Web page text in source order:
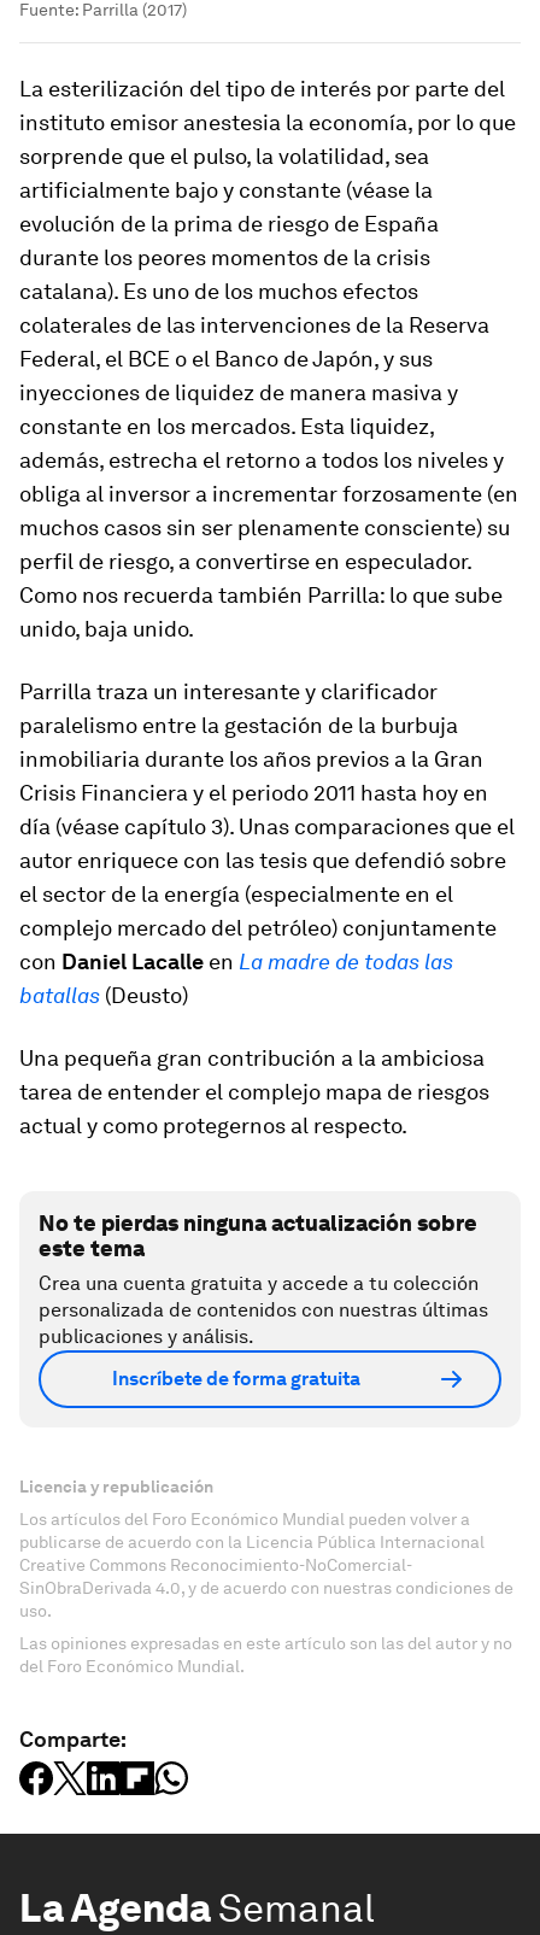
Fuente: Parrilla (2017)
La esterilización del tipo de interés por parte del
instituto emisor anestesia la economía, por lo que
sorprende que el pulso, la volatilidad, sea
artificialmente bajo y constante (véase la
evolución de la prima de riesgo de España
durante los peores momentos de la crisis
catalana). Es uno de los muchos efectos
colaterales de las intervenciones de la Reserva
Federal, el BCE o el Banco de Japón, y sus
inyecciones de liquidez de manera masiva y
constante en los mercados. Esta liquidez,
además, estrecha el retorno a todos los niveles y
obliga al inversor a incrementar forzosamente (en
muchos casos sin ser plenamente consciente) su
perfil de riesgo, a convertirse en especulador.
Como nos recuerda también Parrilla: lo que sube
unido, baja unido.
Parrilla traza un interesante y clarificador
paralelismo entre la gestación de la burbuja
inmobiliaria durante los años previos a la Gran
Crisis Financiera y el periodo 2011 hasta hoy en
día (véase capítulo 3). Unas comparaciones que el
autor enriquece con las tesis que defendió sobre
el sector de la energía (especialmente en el
complejo mercado del petróleo) conjuntamente
con Daniel Lacalle en La madre de todas las
batallas (Deusto)
Una pequeña gran contribución a la ambiciosa
tarea de entender el complejo mapa de riesgos
actual y como protegernos al respecto.
No te pierdas ninguna actualización sobre
este tema
Crea una cuenta gratuita y accede a tu colección
personalizada de contenidos con nuestras últimas
publicaciones y análisis.
Inscríbete de forma gratuita
Licencia y republicación
Los artículos del Foro Económico Mundial pueden volver a
publicarse de acuerdo con la Licencia Pública Internacional
Creative Commons Reconocimiento-NoComercial-
SinObraDerivada 4.0, y de acuerdo con nuestras condiciones de
uso.
Las opiniones expresadas en este artículo son las del autor y no
del Foro Económico Mundial.
Comparte:
La AgendaSemanal